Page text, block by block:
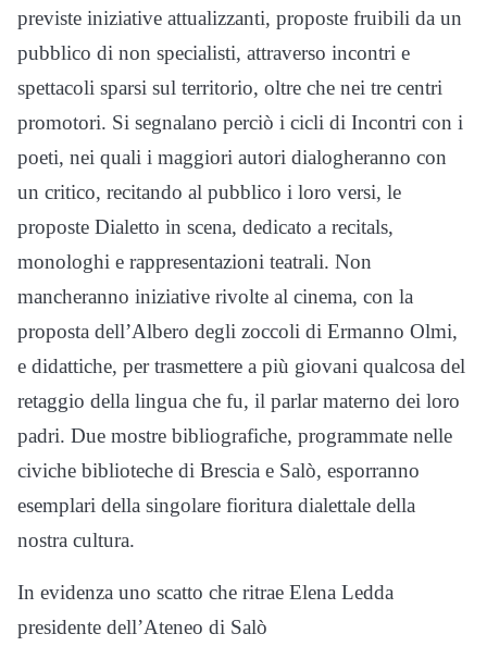
previste iniziative attualizzanti, proposte fruibili da un
pubblico di non specialisti, attraverso incontri e
spettacoli sparsi sul territorio, oltre che nei tre centri
promotori. Si segnalano perciò i cicli di Incontri con i
poeti, nei quali i maggiori autori dialogheranno con
un critico, recitando al pubblico i loro versi, le
proposte Dialetto in scena, dedicato a recitals,
monologhi e rappresentazioni teatrali. Non
mancheranno iniziative rivolte al cinema, con la
proposta dell’Albero degli zoccoli di Ermanno Olmi,
e didattiche, per trasmettere a più giovani qualcosa del
retaggio della lingua che fu, il parlar materno dei loro
padri. Due mostre bibliografiche, programmate nelle
civiche biblioteche di Brescia e Salò, esporranno
esemplari della singolare fioritura dialettale della
nostra cultura.
In evidenza uno scatto che ritrae Elena Ledda
presidente dell’Ateneo di Salò